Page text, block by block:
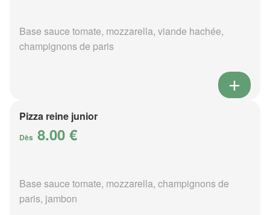
Base sauce tomate, mozzarella, viande hachée,
champignons de paris
Pizza reine junior
Dès 8.00 €
Base sauce tomate, mozzarella, champignons de
paris, jambon